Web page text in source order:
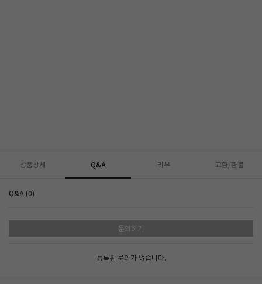
상품상세 Q&A 리뷰 교환/환불
Q&A (0)
문의하기
등록된 문의가 없습니다.